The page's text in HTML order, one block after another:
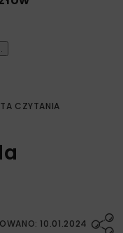
CZYTANIA
10.01.2024